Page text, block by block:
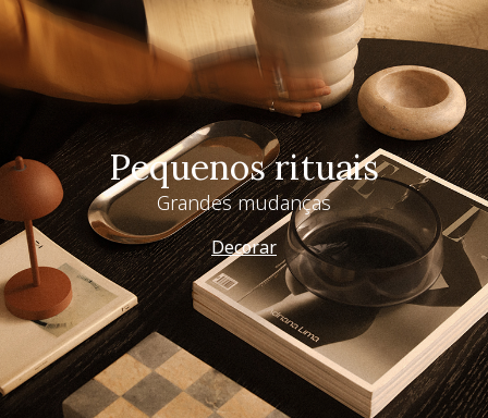
Pequenos rituais
Grandes mudanças
Decorar